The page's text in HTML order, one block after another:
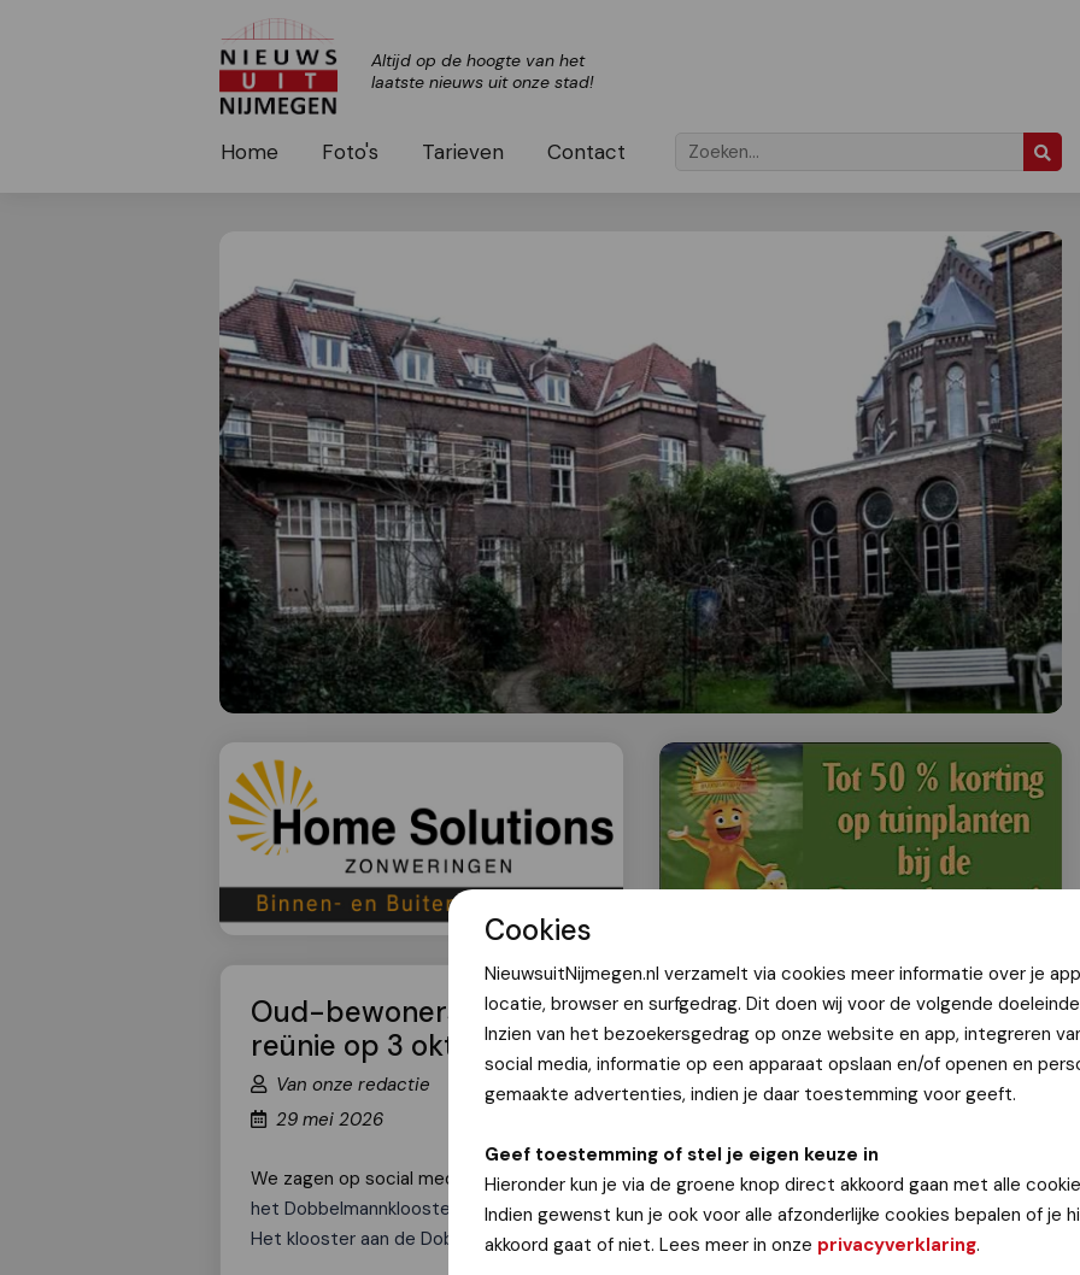
Cookies
NieuwsuitNijmegen.nl verzamelt via cookies meer informatie over je
locatie, browser en surfgedrag. Dit doen wij voor de volgende
Inzien van het bezoekersgedrag op onze website en app, integreren
social media, informatie op een apparaat opslaan en/of openen en
gemaakte advertenties, indien je daar toestemming voor geeft.
Geef toestemming of stel je eigen keuze in
Hieronder kun je via de groene knop direct akkoord gaan met alle
Indien gewenst kun je ook voor alle afzonderlijke cookies bepalen of je
akkoord gaat of niet. Lees meer in onze privacyverklaring.
Altijd op de hoogte van het
laatste nieuws uit onze stad!
Home Foto's Tarieven Contact
Oud-bewoners Dobbelmannklooster gezocht voor
reünie op 3 oktober
Van onze redactie
29 mei 2026
We zagen op social media deze oproep van Judith: "Dringend gezocht! Oud-bewoners van
het Dobbelmannklooster, 3 oktober is er een reünie. Mail:klooster50jaar@outlook.com."
Het klooster aan de Dobbelmannweg 1 is 'verstopt achter de grote kerk aan de Groenestraat.